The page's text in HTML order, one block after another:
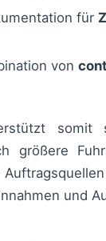
für
von
somit
größere
und